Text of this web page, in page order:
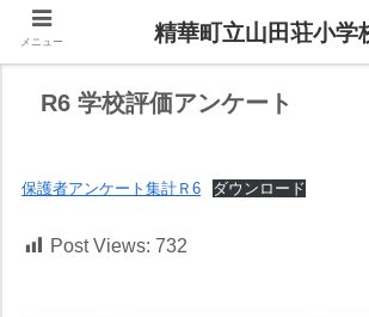
R6 学校評価アンケート
保護者アンケート集計Ｒ6 ダウンロード
Post Views: 732
メニュー 精華町立山田荘小学